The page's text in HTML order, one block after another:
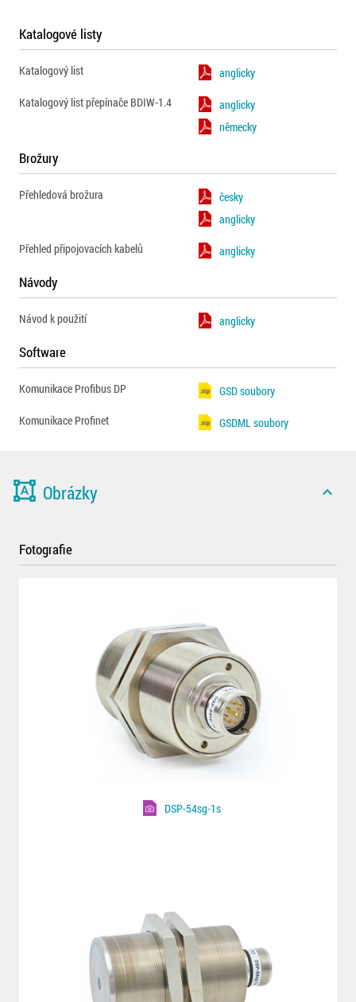
Katalogové listy
Katalogový list
anglicky
Katalogový list přepínače BDIW-1.4
anglicky
německy
Brožury
Přehledová brožura
česky
anglicky
Přehled připojovacích kabelů
anglicky
Návody
Návod k použití anglicky
Software
Komunikace Profibus DP
GSD soubory
Komunikace Profinet
GSDML soubory
format_shapes Obrázky expand_less
Fotografie
DSP-54sg-1s